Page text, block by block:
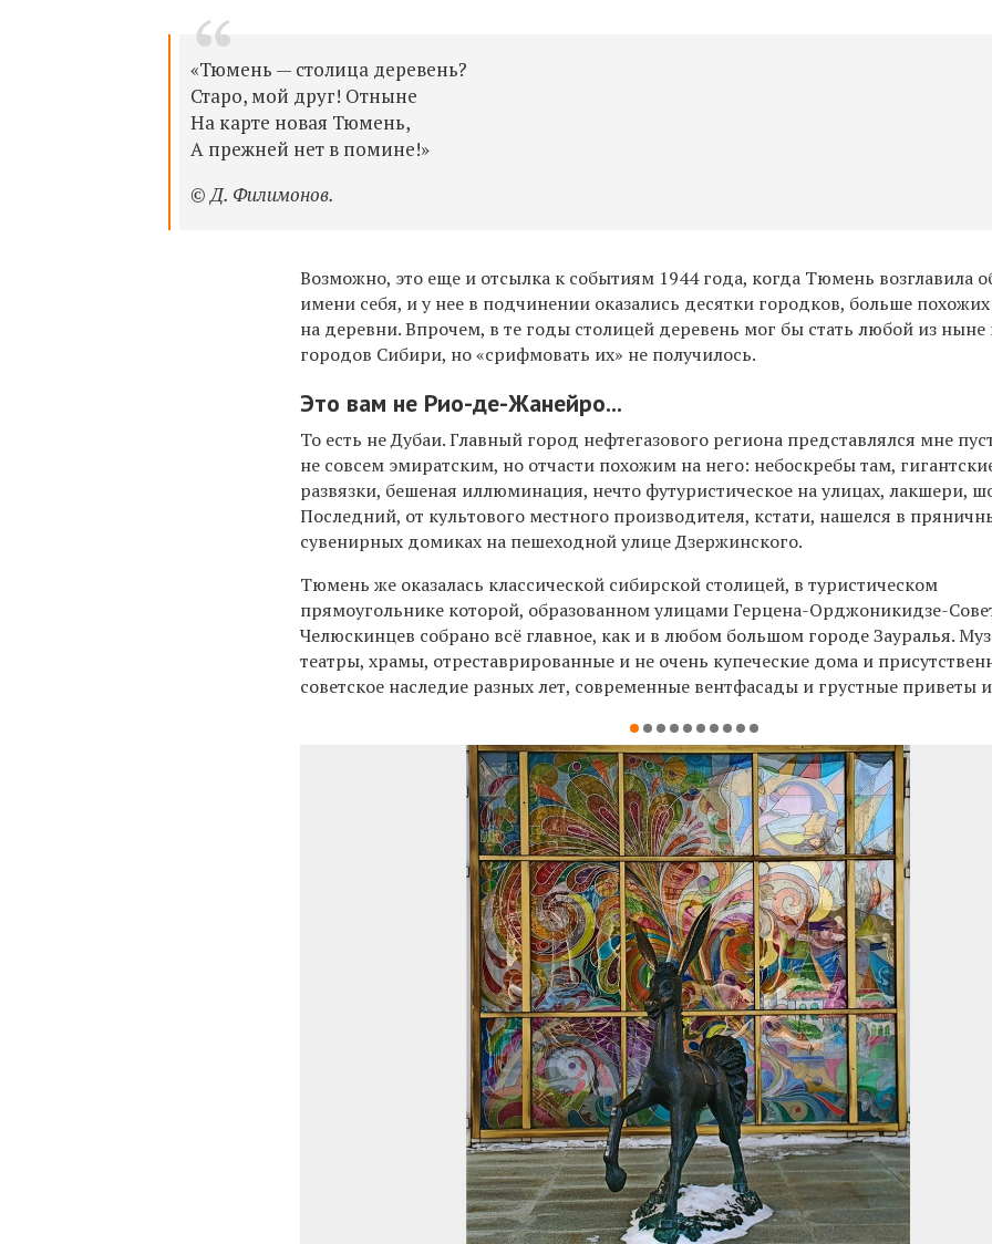
«Тюмень — столица деревень?
Старо, мой друг! Отныне
На карте новая Тюмень,
А прежней нет в помине!»
© Д. Филимонов.
Возможно, это еще и отсылка к событиям 1944 года, когда Тюмень возглавила
имени себя, и у нее в подчинении оказались десятки городков, больше похожих
на деревни. Впрочем, в те годы столицей деревень мог бы стать любой из
городов Сибири, но «срифмовать их» не получилось.
Это вам не Рио-де-Жанейро...
То есть не Дубаи. Главный город нефтегазового региона представлялся мне
не совсем эмиратским, но отчасти похожим на него: небоскребы там,
развязки, бешеная иллюминация, нечто футуристическое на улицах, лакшери,
Последний, от культового местного производителя, кстати, нашелся в
сувенирных домиках на пешеходной улице Дзержинского.
Тюмень же оказалась классической сибирской столицей, в туристическом
прямоугольнике которой, образованном улицами Герцена-Орджоникидзе-
Челюскинцев собрано всё главное, как и в любом большом городе Зауралья.
театры, храмы, отреставрированные и не очень купеческие дома и
советское наследие разных лет, современные вентфасады и грустные приветы